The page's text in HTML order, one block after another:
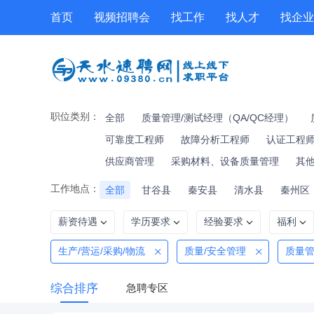
首页 视频招聘会 找工作 找人才 找企业
职位类别： 全部 质量管理/测试经理（QA/QC经理）
可靠度工程师
故障分析工程师
认证工程
供应商管理
采购材料、设备质量管理 其
工作地点： 全部 甘谷县 秦安县 清水县 秦州区
薪资待遇 学历要求 经验要求 福利
生产/营运/采购/物流 质量/安全管理 质量
综合排序 急聘专区